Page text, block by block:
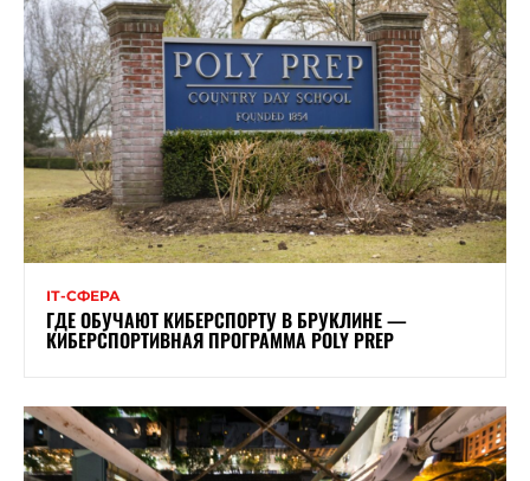
ІТ-СФЕРА
ГДЕ ОБУЧАЮТ КИБЕРСПОРТУ В БРУКЛИНЕ —
КИБЕРСПОРТИВНАЯ ПРОГРАММА POLY PREP